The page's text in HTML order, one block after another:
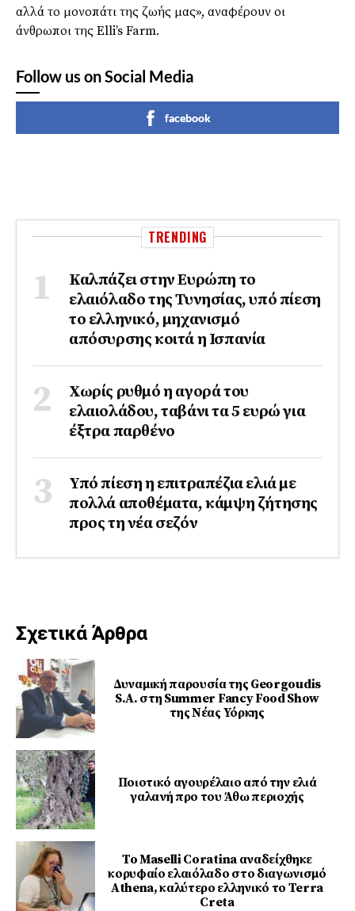
αλλά το μονοπάτι της ζωής μας», αναφέρουν οι
άνθρωποι της Elli’s Farm.
Follow us on Social Media
facebook
TRENDING
Καλπάζει στην Ευρώπη το
ελαιόλαδο της Τυνησίας, υπό πίεση
το ελληνικό, μηχανισμό
απόσυρσης κοιτά η Ισπανία
Χωρίς ρυθμό η αγορά του
ελαιολάδου, ταβάνι τα 5 ευρώ για
έξτρα παρθένο
Υπό πίεση η επιτραπέζια ελιά με
πολλά αποθέματα, κάμψη ζήτησης
προς τη νέα σεζόν
Σχετικά Άρθρα
Δυναμική παρουσία της Georgoudis
S.A. στη Summer Fancy Food Show
της Νέας Υόρκης
Ποιοτικό αγουρέλαιο από την ελιά
γαλανή προ του Άθω περιοχής
To Maselli Coratina αναδείχθηκε
κορυφαίο ελαιόλαδο στο διαγωνισμό
Athena, καλύτερο ελληνικό το Terra
Creta